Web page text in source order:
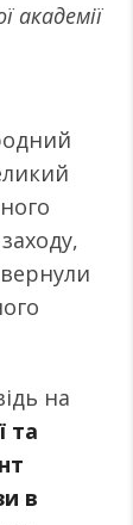
академії
на
та
в